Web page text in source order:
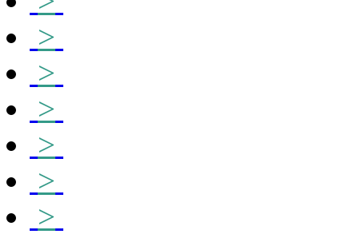
>
>
>
>
>
>